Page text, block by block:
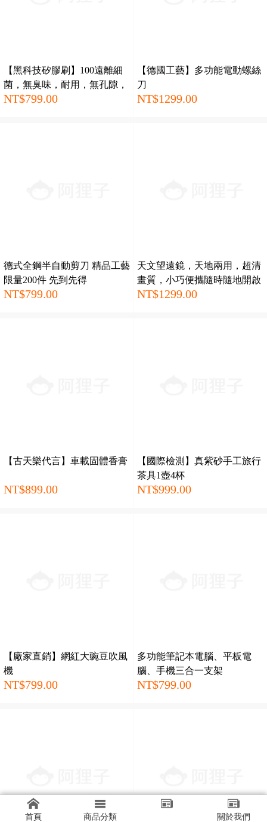
【黑科技矽膠刷】100遠離細
菌，無臭味，耐用，無孔隙，
清潔衛生！配製尼龍刮刀，輕
NT$799.00
【德國工藝】多功能電動螺絲
刀
NT$1299.00
德式全鋼半自動剪刀 精品工藝
限量200件 先到先得
NT$799.00
天文望遠鏡，天地兩用，超清
畫質，小巧便攜隨時隨地開啟
探險模式！
NT$1299.00
【古天樂代言】車載固體香膏
NT$899.00
【國際檢測】真紫砂手工旅行
茶具1壺4杯
NT$999.00
【廠家直銷】網紅大豌豆吹風
機
NT$799.00
多功能筆記本電腦、平板電
腦、手機三合一支架
NT$799.00
首頁 商品分類 關於我們